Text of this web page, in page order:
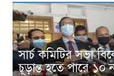
সার্চ কমিটির সভা
চূড়ান্ত হতে পারে ১০